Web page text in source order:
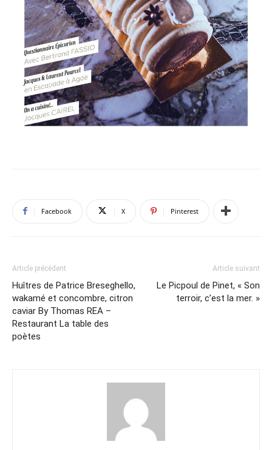
Facebook X Pinterest
Article précédent
Huîtres de Patrice Breseghello,
wakamé et concombre, citron
caviar By Thomas REA –
Restaurant La table des
poètes
Article suivant
Le Picpoul de Pinet, « Son
terroir, c’est la mer. »